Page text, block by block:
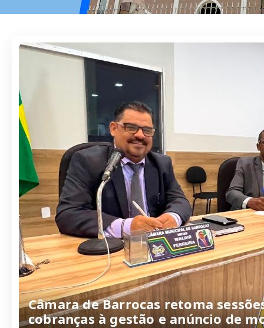
Câmara de Barrocas retoma
cobranças à gestão e anúncio de